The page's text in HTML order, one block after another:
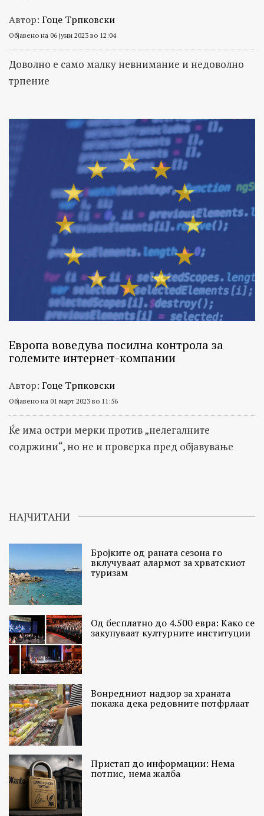
Автор: Гоце Трпковски
Објавено на 06 јуни 2023 во 12:04
Доволно е само малку невнимание и недоволно
трпение
Европа воведува посилна контрола за
големите интернет-компании
Автор: Гоце Трпковски
Објавено на 01 март 2023 во 11:56
Ќе има остри мерки против „нелегалните
содржини“, но не и проверка пред објавување
НАЈЧИТАНИ
Бројките од раната сезона го
вклучуваат алармот за хрватскиот
туризам
Од бесплатно до 4.500 евра: Како се
закупуваат културните институции
Вонредниот надзор за храната
покажа дека редовните потфрлаат
Пристап до информации: Нема
потпис, нема жалба